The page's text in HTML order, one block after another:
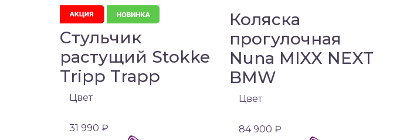
Стульчик
растущий Stokke
Tripp Trapp
Цвет
31 990 ₽
Коляска
прогулочная
Nuna MIXX NEXT
BMW
Цвет
84 900 ₽